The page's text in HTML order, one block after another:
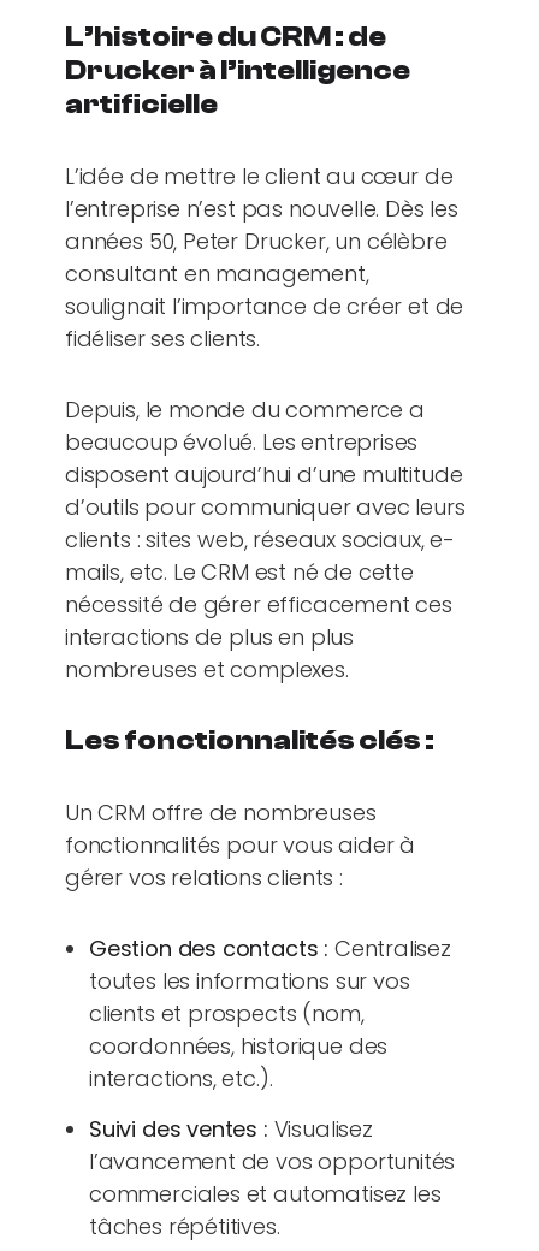
L’histoire du CRM : de
Drucker à l’intelligence
artificielle
L’idée de mettre le client au cœur de
l’entreprise n’est pas nouvelle. Dès les
années 50, Peter Drucker, un célèbre
consultant en management,
soulignait l’importance de créer et de
fidéliser ses clients.
Depuis, le monde du commerce a
beaucoup évolué. Les entreprises
disposent aujourd’hui d’une multitude
d’outils pour communiquer avec leurs
clients : sites web, réseaux sociaux, e-
mails, etc. Le CRM est né de cette
nécessité de gérer efficacement ces
interactions de plus en plus
nombreuses et complexes.
Les fonctionnalités clés :
Un CRM offre de nombreuses
fonctionnalités pour vous aider à
gérer vos relations clients :
Gestion des contacts : Centralisez
toutes les informations sur vos
clients et prospects (nom,
coordonnées, historique des
interactions, etc.).
Suivi des ventes : Visualisez
l’avancement de vos opportunités
commerciales et automatisez les
tâches répétitives.